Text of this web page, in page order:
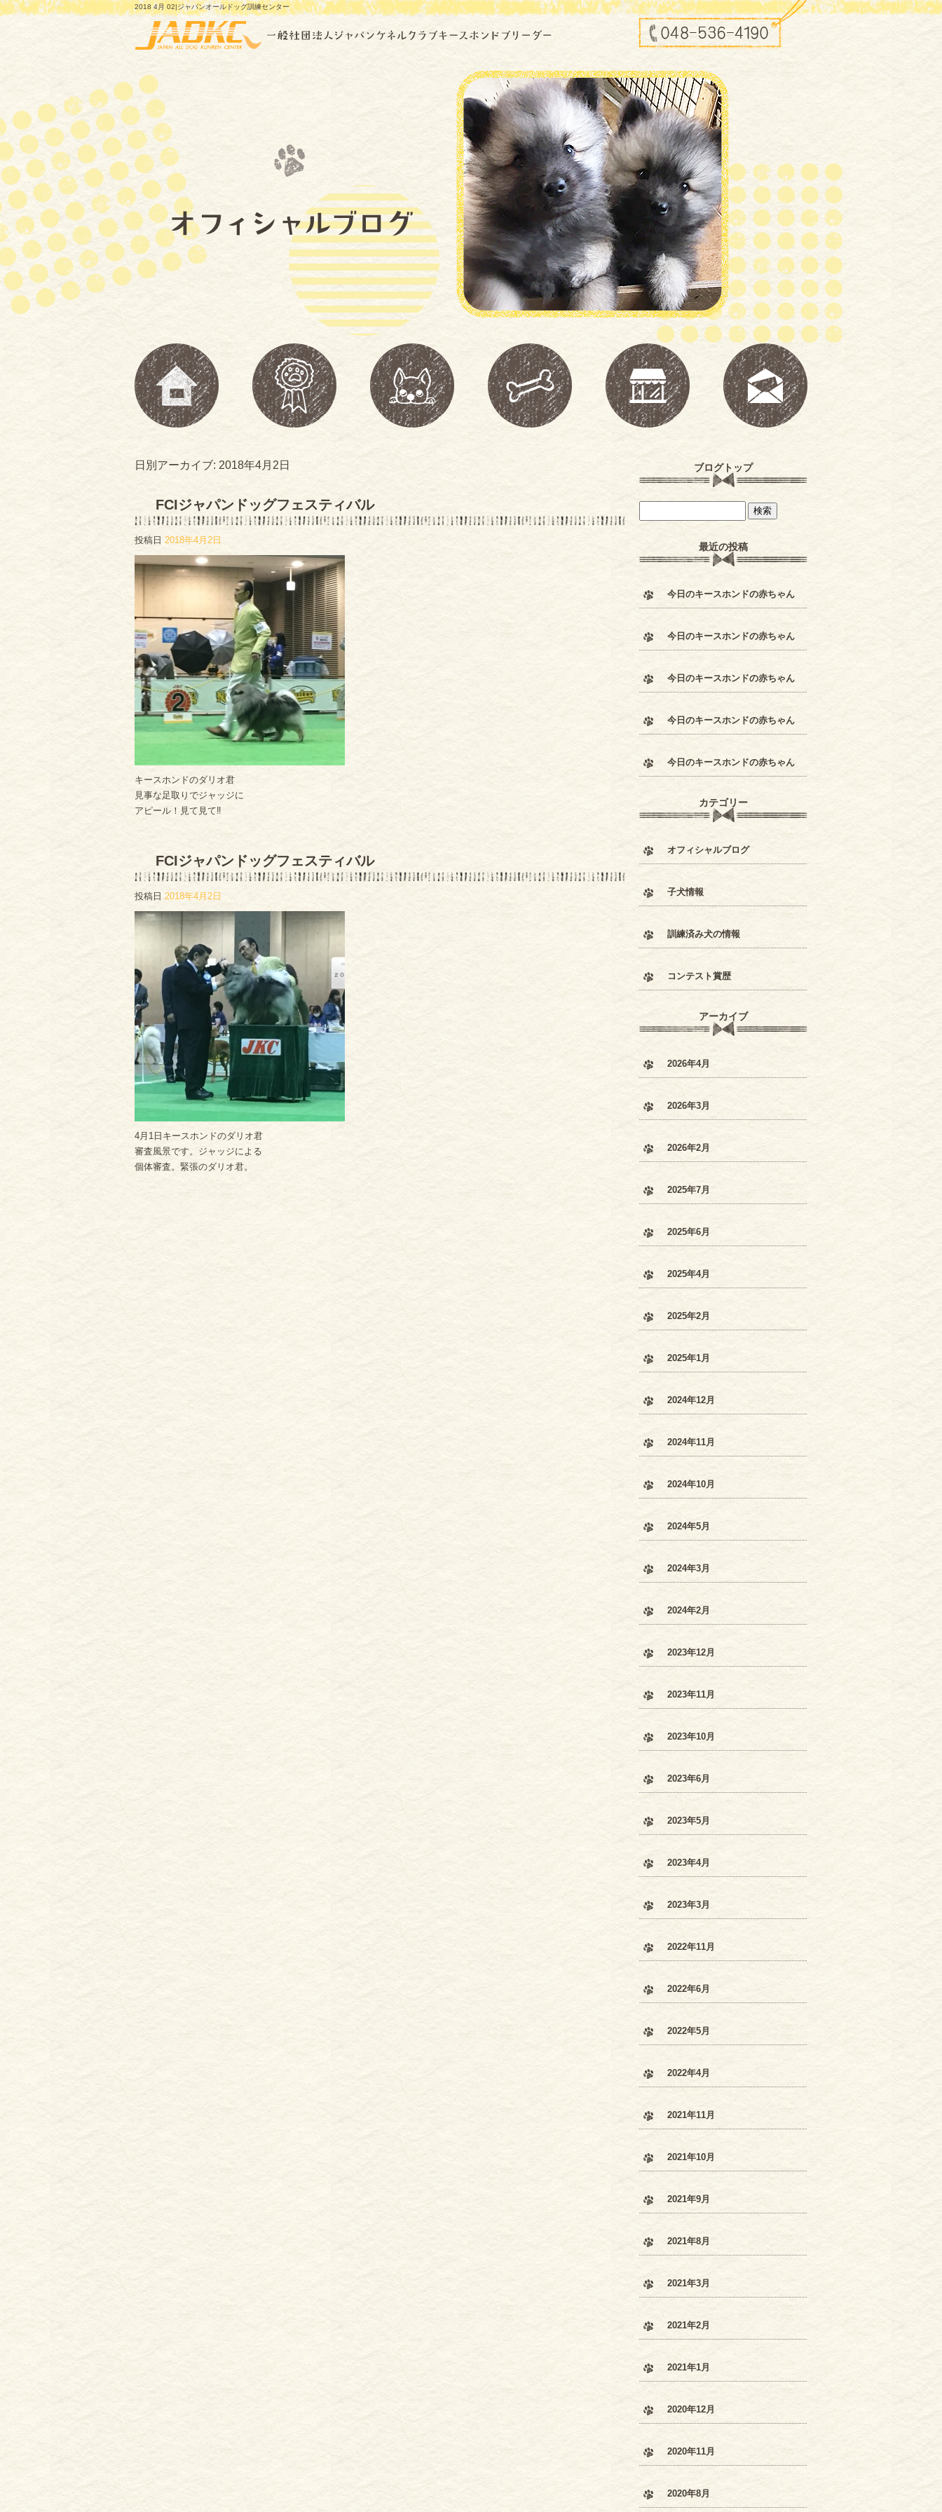
2018 4月 02|ジャパンオールドッグ訓練センター
日別アーカイブ: 2018年4月2日
FCIジャパンドッグフェスティバル
投稿日 2018年4月2日
キースホンドのダリオ君
見事な足取りでジャッジに
アピール！見て見て‼︎
FCIジャパンドッグフェスティバル
投稿日 2018年4月2日
4月1日キースホンドのダリオ君
審査風景です。ジャッジによる
個体審査。緊張のダリオ君。
ブログトップ
最近の投稿
今日のキースホンドの赤ちゃん
今日のキースホンドの赤ちゃん
今日のキースホンドの赤ちゃん
今日のキースホンドの赤ちゃん
今日のキースホンドの赤ちゃん
カテゴリー
オフィシャルブログ
子犬情報
訓練済み犬の情報
コンテスト賞歴
アーカイブ
2026年4月
2026年3月
2026年2月
2025年7月
2025年6月
2025年4月
2025年2月
2025年1月
2024年12月
2024年11月
2024年10月
2024年5月
2024年3月
2024年2月
2023年12月
2023年11月
2023年10月
2023年6月
2023年5月
2023年4月
2023年3月
2022年11月
2022年6月
2022年5月
2022年4月
2021年11月
2021年10月
2021年9月
2021年8月
2021年3月
2021年2月
2021年1月
2020年12月
2020年11月
2020年8月